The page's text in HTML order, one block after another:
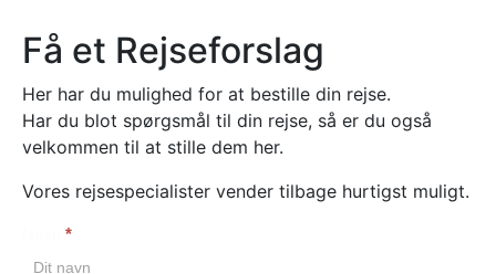
Få et Rejseforslag
Her har du mulighed for at bestille din rejse.
Har du blot spørgsmål til din rejse, så er du også
velkommen til at stille dem her.
Vores rejsespecialister vender tilbage hurtigst muligt.
Booking
*